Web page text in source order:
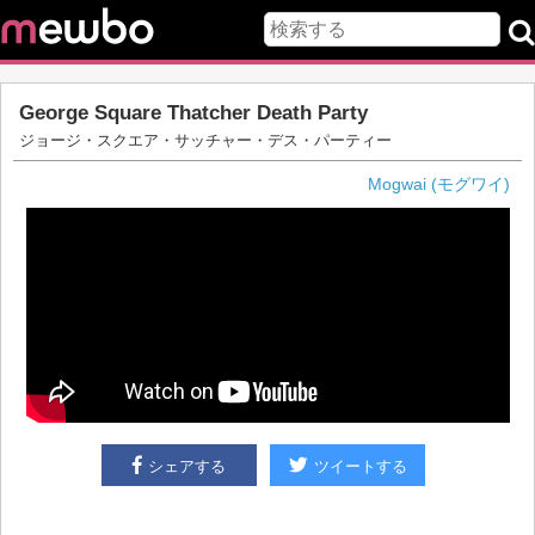
George Square Thatcher Death Party
ジョージ・スクエア・サッチャー・デス・パーティー
Mogwai (モグワイ)
シェアする ツイートする